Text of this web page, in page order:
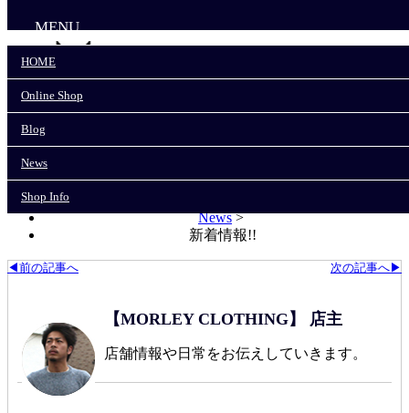
Online Shop
News
MENU
HOME
Online Shop
Blog
News
Shop Info
News>
新着情報!!
次の記事へ▶
◀前の記事へ
【MORLEY CLOTHING】 店主
店舗情報や日常をお伝えしていきます。